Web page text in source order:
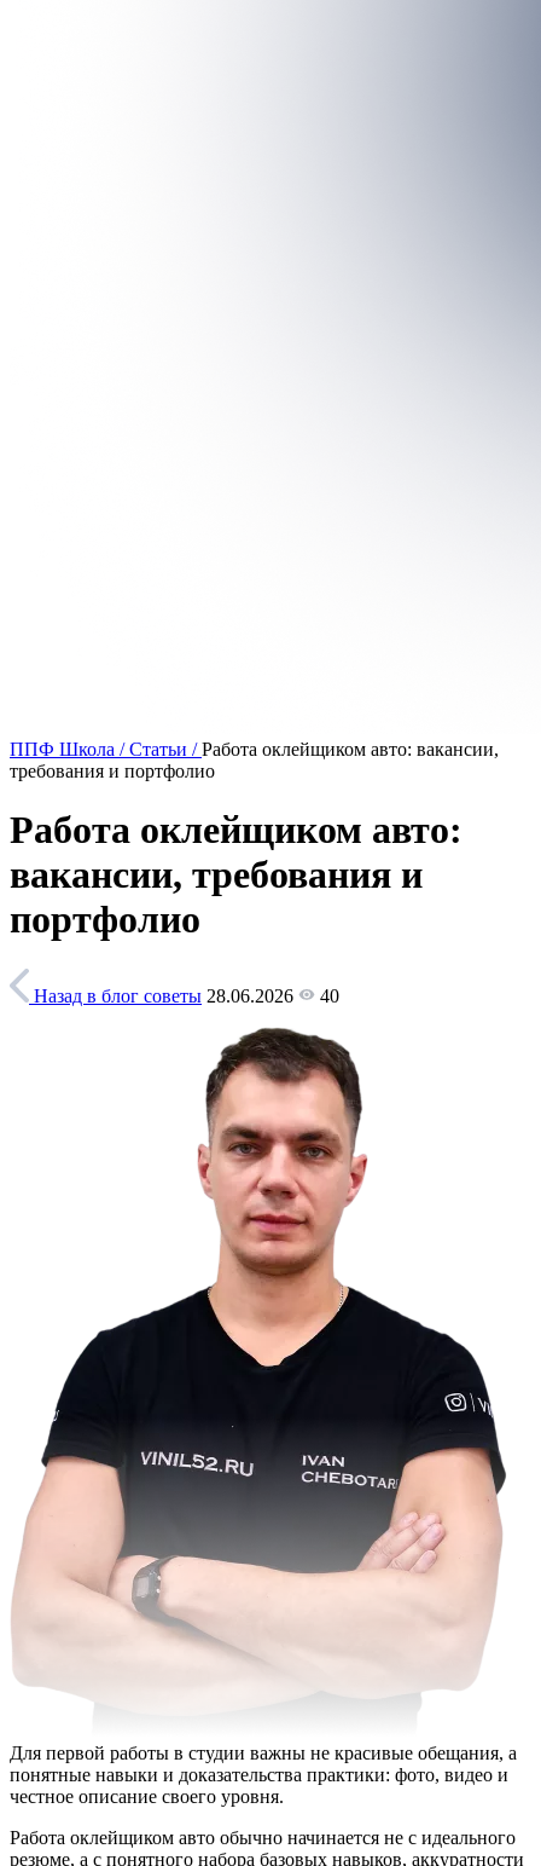
ППФ Школа / Статьи / Работа оклейщиком авто: вакансии,
требования и портфолио
Работа оклейщиком авто:
вакансии, требования и
портфолио
Назад в блог советы 28.06.2026 40
Для первой работы в студии важны не красивые обещания, а
понятные навыки и доказательства практики: фото, видео и
честное описание своего уровня.
Работа оклейщиком авто обычно начинается не с идеального
резюме, а с понятного набора базовых навыков, аккуратности